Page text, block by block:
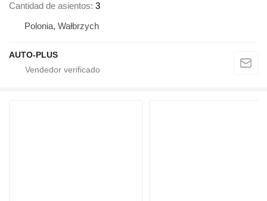
Cantidad de asientos 3
Polonia, Wałbrzych
AUTO-PLUS